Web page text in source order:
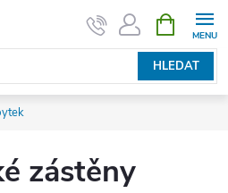
HLEDAT
NÁKUPNÍ
KOŠÍK
zástěny